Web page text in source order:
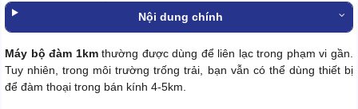
Nội dung chính
Máy bộ đàm 1kmthường được dùng để liên lạc trong phạm vi gần.
Tuy nhiên, trong môi trường trống trải, bạn vẫn có thể dùng thiết bị
để đàm thoại trong bán kính 4-5km.